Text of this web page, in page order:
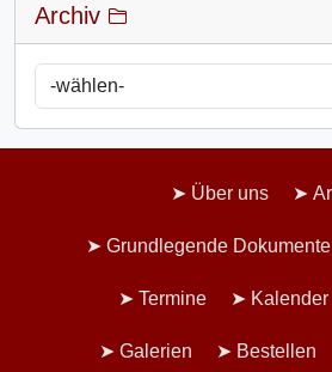
Archiv
Über uns
Grundlegende Dokumente
Termine Kalender
Galerien Bestellen